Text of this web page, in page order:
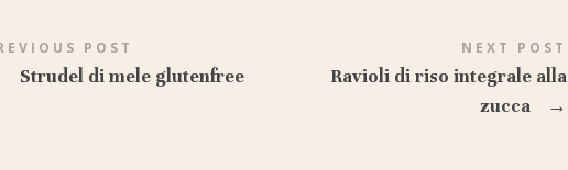
POST
Strudel di mele glutenfree
NEXT POST
Ravioli di riso integrale alla
zucca
→